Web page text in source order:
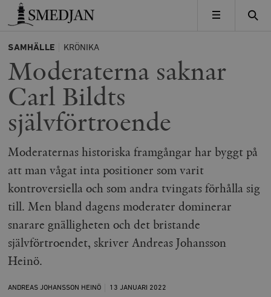
Timbro
MENY
SAMHÄLLE KRÖNIKA
Moderaterna saknar
Carl Bildts
självförtroende
Moderaternas historiska framgångar har byggt på
att man vågat inta positioner som varit
kontroversiella och som andra tvingats förhålla sig
till. Men bland dagens moderater dominerar
snarare gnälligheten och det bristande
självförtroendet, skriver Andreas Johansson
Heinö.
ANDREAS JOHANSSON HEINÖ 13 JANUARI 2022